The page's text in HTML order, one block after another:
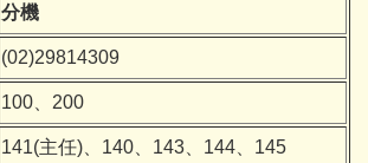
分機
(02)29814309
100、200
141(主任)、140、143、144、145